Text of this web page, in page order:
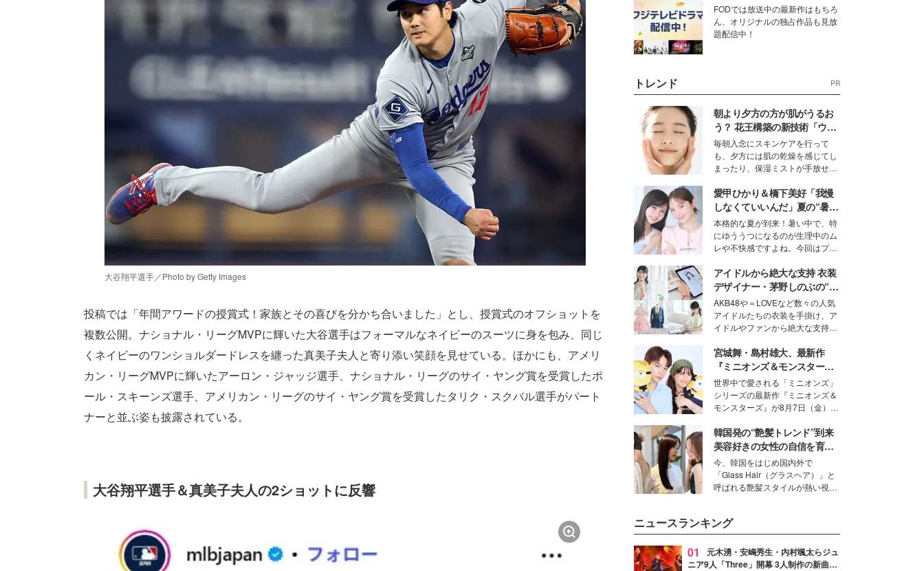
大谷翔平選手／Photo by Getty Images
投稿では「年間アワードの授賞式！家族とその喜びを分かち合いました」とし、授賞式のオフショットを
複数公開。ナショナル・リーグMVPに輝いた大谷選手はフォーマルなネイビーのスーツに身を包み、同じ
くネイビーのワンショルダードレスを纏った真美子夫人と寄り添い笑顔を見せている。ほかにも、アメリ
カン・リーグMVPに輝いたアーロン・ジャッジ選手、ナショナル・リーグのサイ・ヤング賞を受賞したポ
ール・スキーンズ選手、アメリカン・リーグのサイ・ヤング賞を受賞したタリク・スクバル選手がパート
ナーと並ぶ姿も披露されている。
大谷翔平選手＆真美子夫人の2ショットに反響
FODでは放送中の最新作はもちろ
ん、オリジナルの独占作品も見放
題配信中！
トレンド PR
朝より夕方の方が肌がうるお
う？ 花王構築の新技術「ウォ
ーターキャプチャリングスキ
ン（捕水肌）」がスキンケア
の常識を変える予感
毎朝入念にスキンケアを行って
も、夕方には肌の乾燥を感じてし
まったり、保湿ミストが手放せな
な美容の常識を大きく変える可能
性を秘めた、革新的な「Water
Capturing Skin（ウォーターキャ
プチャリングスキン：捕水肌）」
技術を、花王が構築した。
愛甲ひかり＆橋下美好「我慢
しなくていいんだ」夏の“暑さ
対策”の新しい選択肢とは？
本格的な夏が到来！暑い中で、特
にゆううつになるのが生理中のム
レや不快感ですよね。今回はプラ
モデル・愛甲ひかりさんと橋下美
好さんを迎えて本音で女子会トー
ク。猛暑のお出かけを快適に過ご
すヒントや、2人が感動した夏の
生理の新常識にも迫りました。
アイドルから絶大な支持 衣装
デザイナー・茅野しのぶの“可
愛い”を作る美学＜「シチズン
クロスシー」インタビュー＞
AKB48や＝LOVEなど数々の人気
アイドルたちの衣装を手掛け、ア
イドルやファンから絶大な支持を
取締役兼クリエイティブディレク
ター・茅野しのぶ。一人ひとりの
個性に寄り添い、魅力を引き出す
衣装作りは、多くの女性たちに勇
気と自信を与え続けている。
宮城舞・島村雄大、最新作
『ミニオンズ＆モンスター
ズ』の魅力熱弁 ハチャメチャ
だけじゃない“友情と絆”に感
動
世界中で愛される「ミニオンズ」
シリーズの最新作『ミニオンズ＆
モンスターズ』が8月7日（金）に
ニオン好き”という共通点を持つモ
デルの宮城舞と島村雄大の特別対
談をお届け！それぞれの視点か
ら、今作ならではの魅力や予想外
の感動をもたらす奥深いストーリ
ーについて熱く語り合ってもらっ
韓国発の“艶髪トレンド”到来
美容好きの女性の自信を育む
「ヘアケア事情」って？
今、韓国をはじめ国内外で
「Glass Hair（グラスヘア）」と
呼ばれる艶髪スタイルが熱い視線
して、“髪そのものの美しさ”に改
めて注目する人が増えている様
子。今回は、そんな憧れの艶やか
な髪を日常で叶える、美容好きの
ニュースランキング
01
元木湧・安嶋秀生・内村颯太らジュ
ニア9人「Three」開幕 3人制作の新曲＆